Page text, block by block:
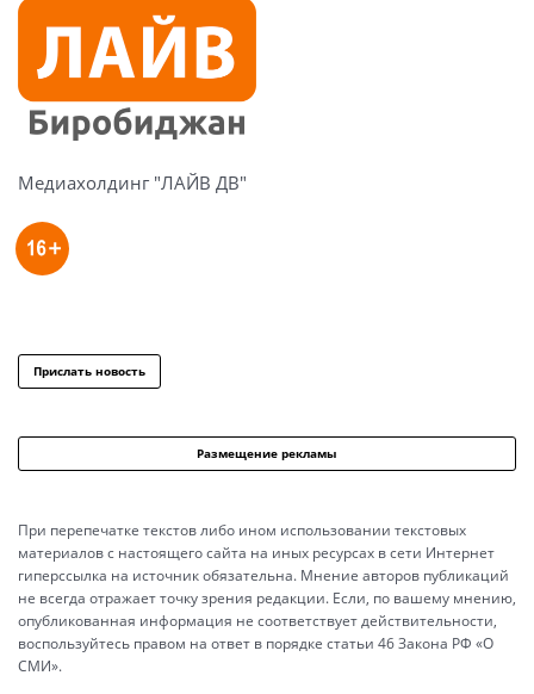
Медиахолдинг "ЛАЙВ ДВ"
Прислать новость
Размещение рекламы
При перепечатке текстов либо ином использовании текстовых
материалов с настоящего сайта на иных ресурсах в сети Интернет
гиперссылка на источник обязательна. Мнение авторов публикаций
не всегда отражает точку зрения редакции. Если, по вашему мнению,
опубликованная информация не соответствует действительности,
воспользуйтесь правом на ответ в порядке статьи 46 Закона РФ «О
СМИ».